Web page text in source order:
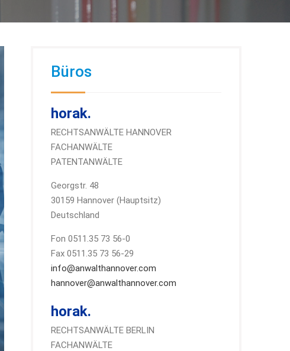
Büros
horak.
RECHTSANWÄLTE HANNOVER
FACHANWÄLTE
PATENTANWÄLTE
Georgstr. 48
30159 Hannover (Hauptsitz)
Deutschland
Fon 0511.35 73 56-0
Fax 0511.35 73 56-29
info@anwalthannover.com
hannover@anwalthannover.com
horak.
RECHTSANWÄLTE BERLIN
FACHANWÄLTE